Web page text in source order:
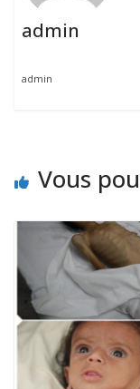
admin
admin
Vous